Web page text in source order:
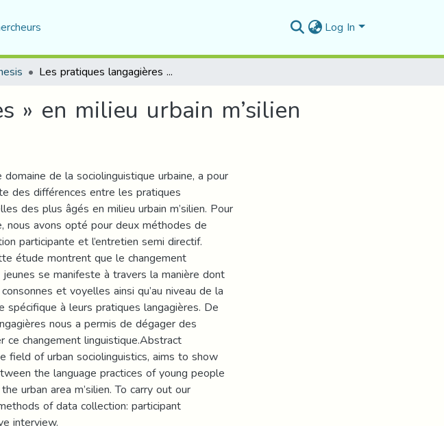
Log In
Les pratiques langagières des « jeunes » en milieu urbain m’silien
» en milieu urbain m’silien
domaine de la sociolinguistique urbaine, a pour
des différences entre les pratiques
des plus âgés en milieu urbain m’silien. Pour
nous avons opté pour deux méthodes de
participante et l’entretien semi directif.
étude montrent que le changement
se manifeste à travers la manière dont
et voyelles ainsi qu’au niveau de la
à leurs pratiques langagières. De
nous a permis de dégager des
ce changement linguistique.Abstract
field of urban sociolinguistics, aims to show
the language practices of young people
urban area m’silien. To carry out our
of data collection: participant